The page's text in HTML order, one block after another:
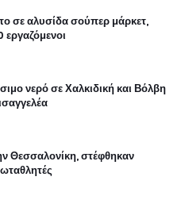
σε αλυσίδα σούπερ μάρκετ,
νερό σε Χαλκιδική και Βόλβη
Θεσσαλονίκη, στέφθηκαν